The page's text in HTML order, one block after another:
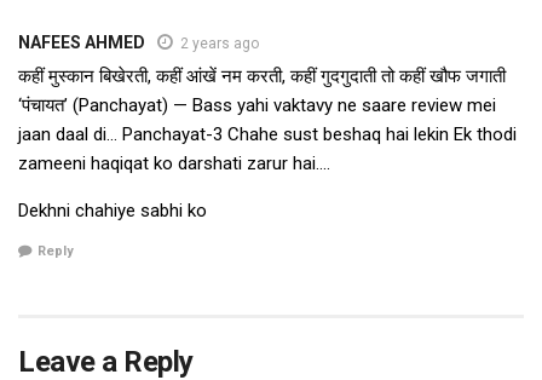
NAFEES AHMED 2 years ago
कहीं मुस्कान बिखेरती, कहीं आंखें नम करती, कहीं गुदगुदाती तो कहीं खौफ जगाती
‘पंचायत’ (Panchayat) — Bass yahi vaktavy ne saare review mei
jaan daal di… Panchayat-3 Chahe sust beshaq hai lekin Ek thodi
zameeni haqiqat ko darshati zarur hai….
Dekhni chahiye sabhi ko
Reply
Leave a Reply